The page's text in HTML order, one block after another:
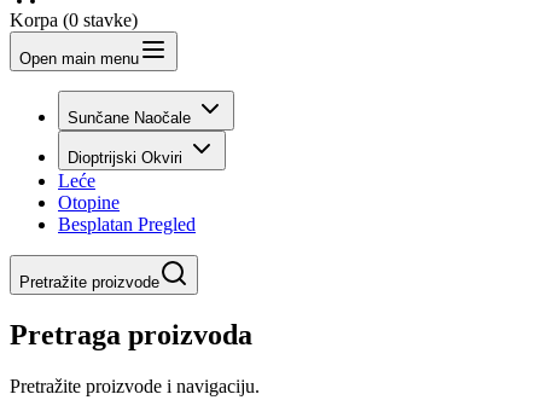
Korpa (0 stavke)
Open main menu
Sunčane Naočale
Dioptrijski Okviri
Leće
Otopine
Besplatan Pregled
Pretražite proizvode
Pretraga proizvoda
Pretražite proizvode i navigaciju.